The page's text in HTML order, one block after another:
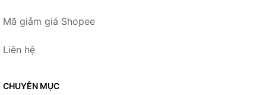
Mã giảm giá Shopee
Liên hệ
CHUYÊN MỤC